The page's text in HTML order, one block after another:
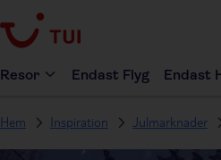
Resor Endast Flyg Endast
Hem Inspiration Julmarknader